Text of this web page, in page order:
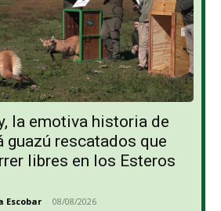
la emotiva historia de
guazú rescatados que
libres en los Esteros
Escobar - 08/08/2026